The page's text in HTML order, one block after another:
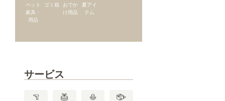
ペット
家具・
用品
ゴミ箱
おでか
け用品
夏アイ
テム
サービス